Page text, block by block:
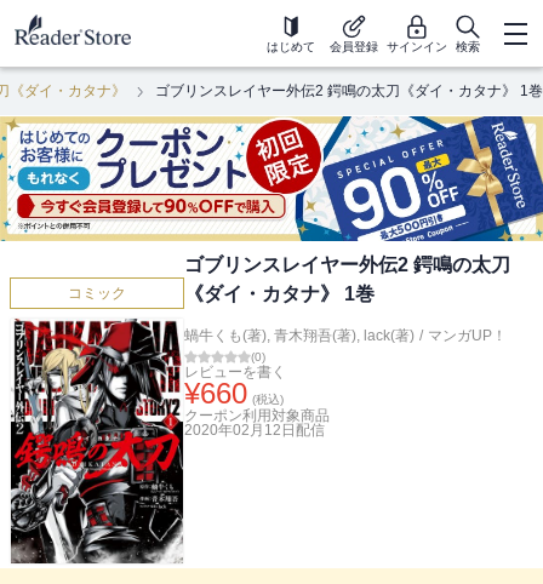
はじめて 会員登録 サインイン 検索
ダイ・カタナ》 ゴブリンスレイヤー外伝2 鍔鳴の太刀《ダイ・カタナ》 1巻
コミック
ゴブリンスレイヤー外伝2 鍔鳴の太刀
《ダイ・カタナ》 1巻
蝸牛くも(著), 青木翔吾(著), lack(著) / マンガUP！
(0)
レビューを書く
¥660 (税込)
クーポン利用対象商品
2020年02月12日 配信